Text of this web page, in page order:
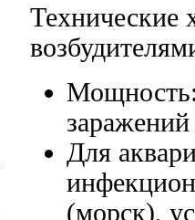
Технические
заражений
Для
(морск),